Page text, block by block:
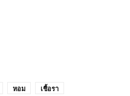
หอม เชื้อรา